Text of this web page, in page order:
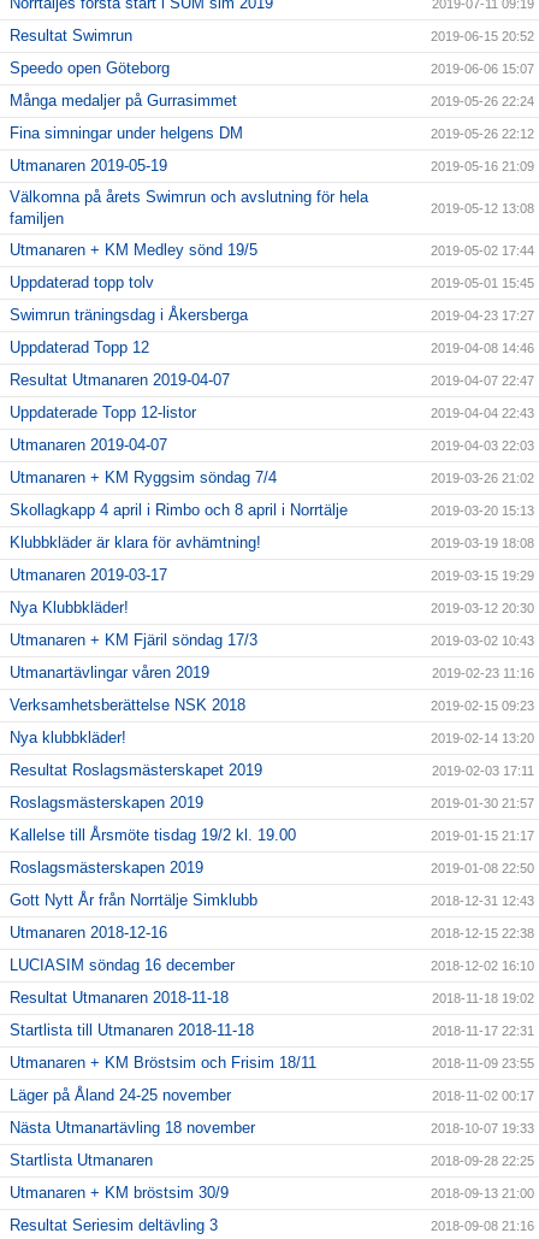
2019-07-11 09:19
Resultat Swimrun 2019-06-15 20:52
Speedo open Göteborg 2019-06-06 15:07
Många medaljer på Gurrasimmet 2019-05-26 22:24
Fina simningar under helgens DM 2019-05-26 22:12
Utmanaren 2019-05-19 2019-05-16 21:09
Välkomna på årets Swimrun och avslutning för hela
familjen
2019-05-12 13:08
Utmanaren + KM Medley sönd 19/5 2019-05-02 17:44
Uppdaterad topp tolv 2019-05-01 15:45
Swimrun träningsdag i Åkersberga 2019-04-23 17:27
Uppdaterad Topp 12 2019-04-08 14:46
Resultat Utmanaren 2019-04-07 2019-04-07 22:47
Uppdaterade Topp 12-listor 2019-04-04 22:43
Utmanaren 2019-04-07 2019-04-03 22:03
Utmanaren + KM Ryggsim söndag 7/4 2019-03-26 21:02
Skollagkapp 4 april i Rimbo och 8 april i Norrtälje 2019-03-20 15:13
Klubbkläder är klara för avhämtning! 2019-03-19 18:08
Utmanaren 2019-03-17 2019-03-15 19:29
Nya Klubbkläder! 2019-03-12 20:30
Utmanaren + KM Fjäril söndag 17/3 2019-03-02 10:43
Utmanartävlingar våren 2019 2019-02-23 11:16
Verksamhetsberättelse NSK 2018 2019-02-15 09:23
Nya klubbkläder! 2019-02-14 13:20
Resultat Roslagsmästerskapet 2019 2019-02-03 17:11
Roslagsmästerskapen 2019 2019-01-30 21:57
Kallelse till Årsmöte tisdag 19/2 kl. 19.00 2019-01-15 21:17
Roslagsmästerskapen 2019 2019-01-08 22:50
Gott Nytt År från Norrtälje Simklubb 2018-12-31 12:43
Utmanaren 2018-12-16 2018-12-15 22:38
LUCIASIM söndag 16 december 2018-12-02 16:10
Resultat Utmanaren 2018-11-18 2018-11-18 19:02
Startlista till Utmanaren 2018-11-18 2018-11-17 22:31
Utmanaren + KM Bröstsim och Frisim 18/11 2018-11-09 23:55
Läger på Åland 24-25 november 2018-11-02 00:17
Nästa Utmanartävling 18 november 2018-10-07 19:33
Startlista Utmanaren 2018-09-28 22:25
Utmanaren + KM bröstsim 30/9 2018-09-13 21:00
Resultat Seriesim deltävling 3 2018-09-08 21:16